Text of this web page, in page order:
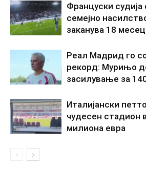
Француски судија
семејно
заканува 18
Реал Мадрид го
рекорд: Мурињо
засилување за
Италијански
чудесен стадион
милиона евра